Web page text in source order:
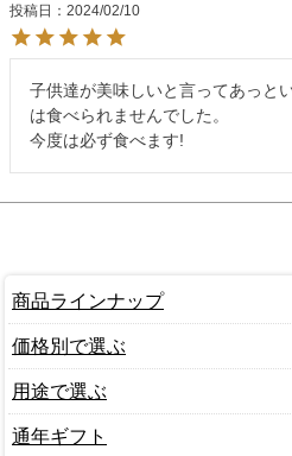
投稿日
2024/02/10
子供達が美味しいと言ってあっと
は食べられませんでした。
今度は必ず食べます!
商品ラインナップ
価格別で選ぶ
用途で選ぶ
通年ギフト